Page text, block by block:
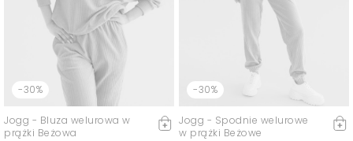
-30%
Jogg - Bluza welurowa w
prążki Beżowa
-30%
Jogg - Spodnie welurowe
w prążki Beżowe